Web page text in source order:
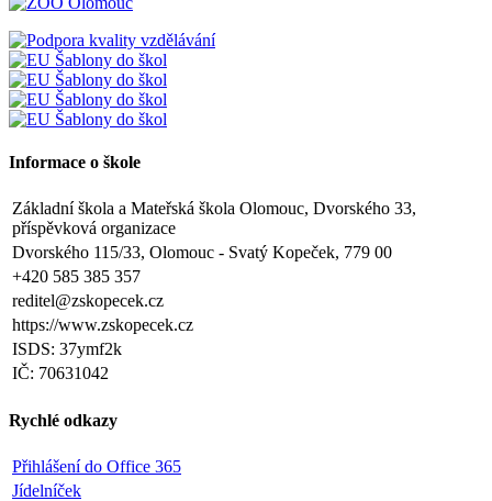
Informace o škole
Základní škola a Mateřská škola Olomouc, Dvorského 33,
příspěvková organizace
Dvorského 115/33, Olomouc - Svatý Kopeček, 779 00
+420 585 385 357
reditel@zskopecek.cz
https://www.zskopecek.cz
ISDS: 37ymf2k
IČ: 70631042
Rychlé odkazy
Přihlášení do Office 365
Jídelníček